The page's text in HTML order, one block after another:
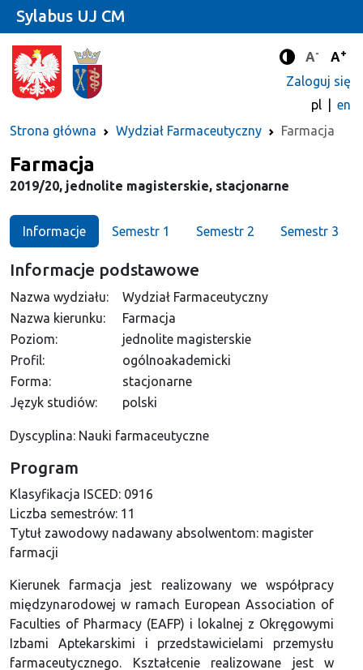
Tryb
A- A+
Zaloguj się
pl
en
Strona główna
Wydział Farmaceutyczny Farmacja
Sylabus UJ CM
Kierunek
Farmacja
2019/20, jednolite magisterskie, stacjonarne
Informacje Semestr 1 Semestr 2 Semestr 3
Informacje podstawowe
Nazwa wydziału:
Wydział Farmaceutyczny
Nazwa kierunku:
Farmacja
Poziom:
jednolite magisterskie
Profil:
ogólnoakademicki
Forma:
stacjonarne
Język studiów:
polski
Dyscyplina: Nauki farmaceutyczne
Program
Klasyfikacja ISCED: 0916
Liczba semestrów: 11
Tytuł zawodowy nadawany absolwentom: magister
farmacji
Kierunek farmacja jest realizowany we współpracy
międzynarodowej w ramach European Association of
Faculties of Pharmacy (EAFP) i lokalnej z Okręgowymi
Izbami Aptekarskimi i przedstawicielami przemysłu
farmaceutycznego. Kształcenie realizowane jest w